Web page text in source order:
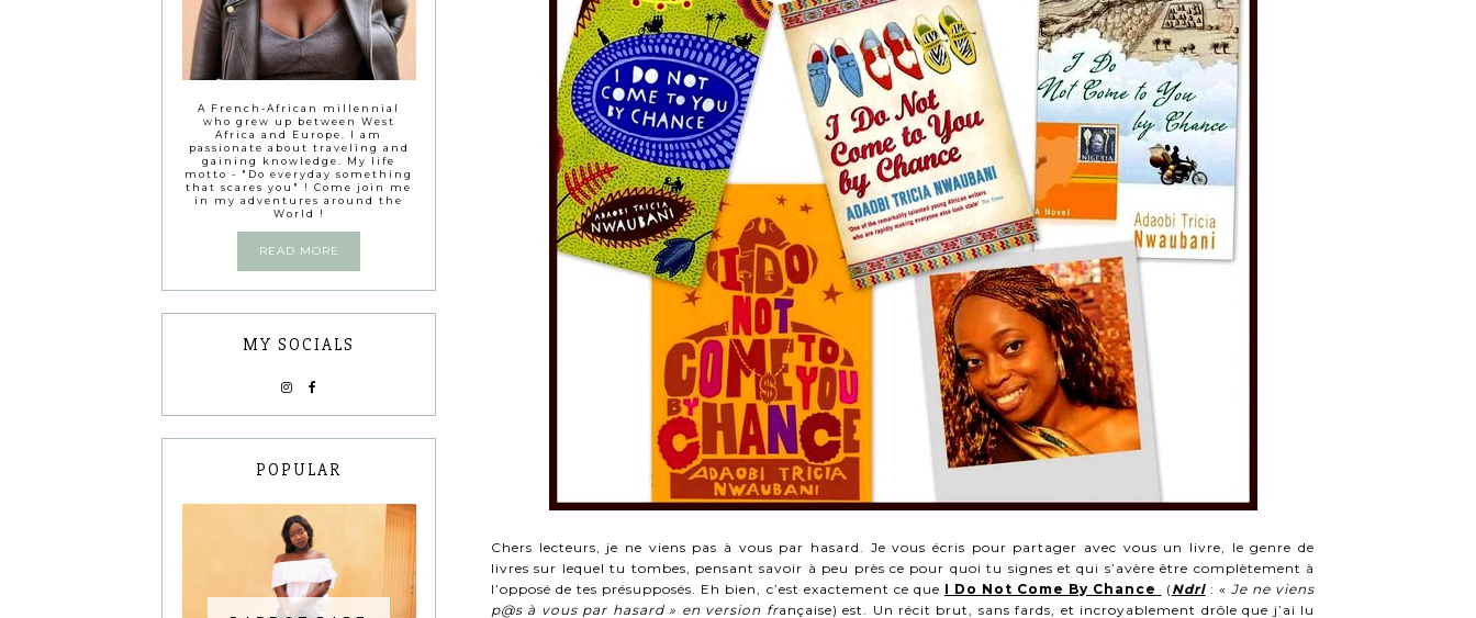
Chers lecteurs, je ne viens pas à vous par hasard. Je vous écris pour partager avec vous un livre, le genre de
livres sur lequel tu tombes, pensant savoir à peu près ce pour quoi tu signes et qui s’avère être complètement à
l’opposé de tes présupposés. Eh bien, c’est exactement ce que I Do Not Come By Chance ( Ndrl : « Je ne viens
p@s à vous par hasard » en version française) est. Un récit brut, sans fards, et incroyablement drôle que j’ai lu
A French-African millennial
who grew up between West
Africa and Europe. I am
passionate about traveling and
gaining knowledge. My life
motto - "Do everyday something
that scares you" ! Come join me
in my adventures around the
World !
READ MORE
MY SOCIALS
POPULAR